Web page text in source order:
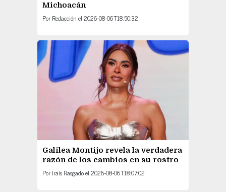
Michoacán
Por Redacción el 2026-08-06T18:50:32
Galilea Montijo revela la verdadera
razón de los cambios en su rostro
Por Irais Rasgadoel 2026-08-06T18:07:02